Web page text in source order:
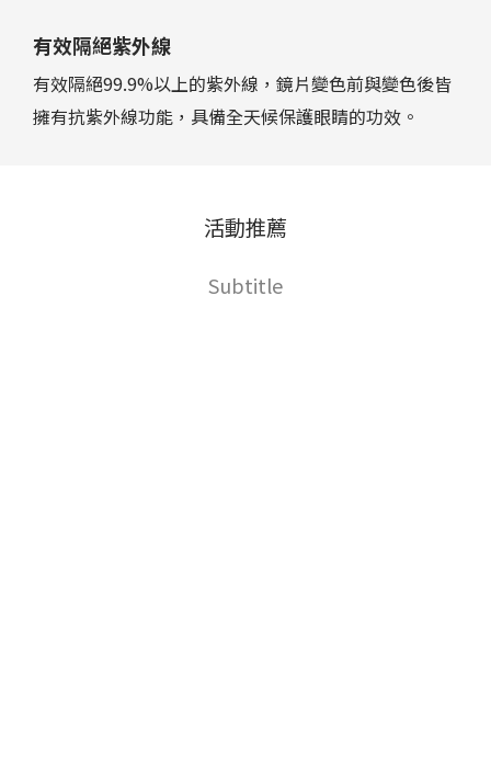
有效隔絕紫外線
有效隔絕99.9%以上的紫外線，鏡片變色前與變色後皆
擁有抗紫外線功能，具備全天候保護眼睛的功效。
活動推薦
Subtitle